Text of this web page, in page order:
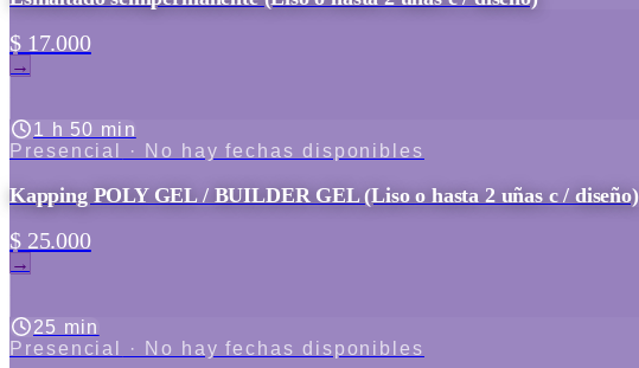
$ 17.000
→
1 h 50 min
Presencial
· No hay fechas disponibles
Kapping POLY GEL / BUILDER GEL (Liso o hasta 2 uñas c / diseño)
$ 25.000
→
25 min
Presencial
· No hay fechas disponibles